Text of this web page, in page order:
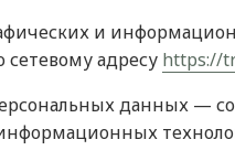
и
сетевому адресу https://
данных —